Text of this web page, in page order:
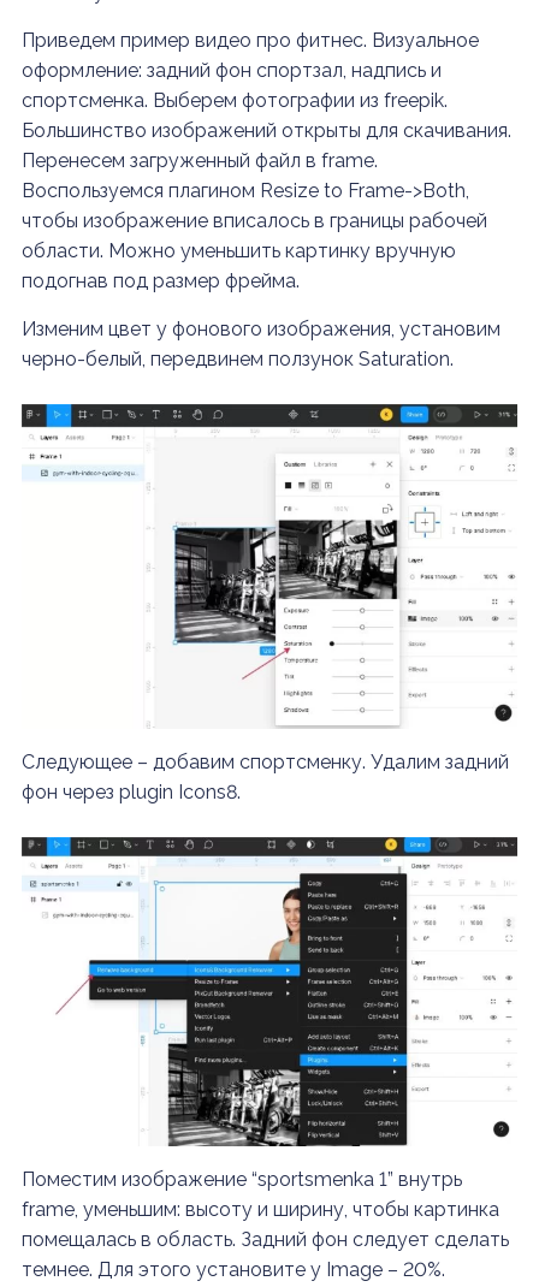
Приведем пример видео про фитнес. Визуальное
оформление: задний фон спортзал, надпись и
спортсменка. Выберем фотографии из freepik.
Большинство изображений открыты для скачивания.
Перенесем загруженный файл в frame.
Воспользуемся плагином Resize to Frame->Both,
чтобы изображение вписалось в границы рабочей
области. Можно уменьшить картинку вручную
подогнав под размер фрейма.
Изменим цвет у фонового изображения, установим
черно-белый, передвинем ползунок Saturation.
Следующее – добавим спортсменку. Удалим задний
фон через plugin Icons8.
Поместим изображение “sportsmenka 1” внутрь
frame, уменьшим: высоту и ширину, чтобы картинка
помещалась в область. Задний фон следует сделать
темнее. Для этого установите у Image – 20%.